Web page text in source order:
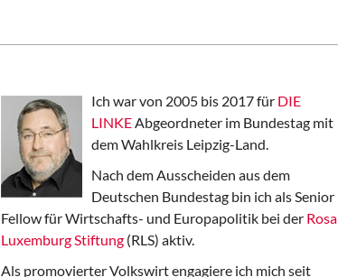
Ich war von 2005 bis 2017 für DIE
LINKEAbgeordneter im Bundestag mit
dem Wahlkreis Leipzig-Land.
Nach dem Ausscheiden aus dem
Deutschen Bundestag bin ich als Senior
Fellow für Wirtschafts- und Europapolitik bei der Rosa
Luxemburg Stiftung (RLS) aktiv.
Als promovierter Volkswirt engagiere ich mich seit